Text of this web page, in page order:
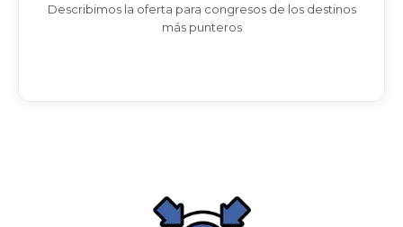
Describimos la oferta para congresos de los destinos
más punteros
SANTIAGO DE COMPOSTELA